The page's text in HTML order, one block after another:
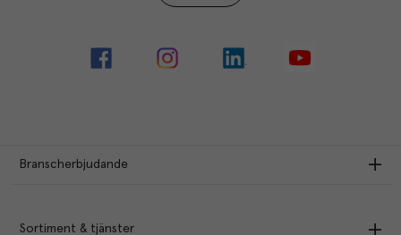
Branscherbjudande
Sortiment & tjänster